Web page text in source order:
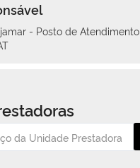
- Posto de